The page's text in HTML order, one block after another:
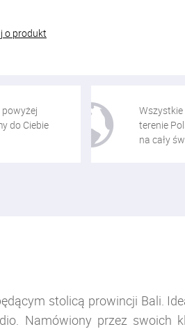
o produkt
do Ciebie
terenie
na cały
stolicą prowincji Bali.
Namówiony przez swoich